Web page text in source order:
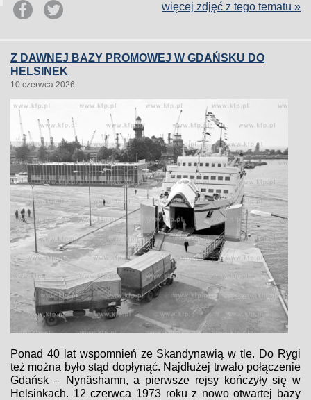
więcej zdjęć z tego tematu »
Z DAWNEJ BAZY PROMOWEJ W GDAŃSKU DO
HELSINEK
10 czerwca 2026
Ponad 40 lat wspomnień ze Skandynawią w tle. Do Rygi
też można było stąd dopłynąć. Najdłużej trwało połączenie
Gdańsk – Nynäshamn, a pierwsze rejsy kończyły się w
Helsinkach. 12 czerwca 1973 roku z nowo otwartej bazy